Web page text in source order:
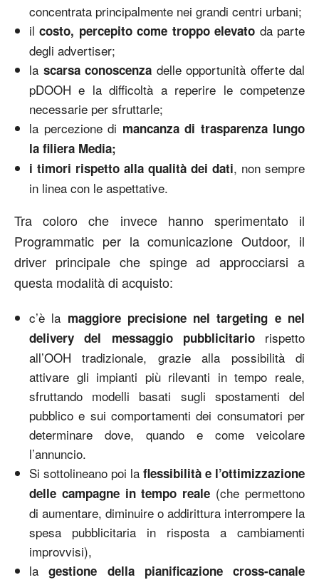
concentrata principalmente nei grandi centri urbani;
ilcosto, percepito come troppo elevato da parte
degli advertiser;
la scarsa conoscenza delle opportunità offerte dal
pDOOH e la difficoltà a reperire le competenze
necessarie per sfruttarle;
la percezione di mancanza di trasparenza lungo
la filiera Media;
i timori rispetto alla qualità dei dati, non sempre
in linea con le aspettative.
Tra coloro che invece hanno sperimentato il
Programmatic per la comunicazione Outdoor, il
driver principale che spinge ad approcciarsi a
questa modalità di acquisto:
c’è la maggiore precisione nel targeting e nel
delivery del messaggio
pubblicitario rispetto
all’OOH tradizionale, grazie alla possibilità di
attivare gli impianti più rilevanti in tempo reale,
sfruttando modelli basati sugli spostamenti del
pubblico e sui comportamenti dei consumatori per
determinare dove, quando e come veicolare
l’annuncio.
Si sottolineano poi la flessibilità e l’ottimizzazione
delle campagne in tempo reale (che permettono
di aumentare, diminuire o addirittura interrompere la
spesa pubblicitaria in risposta a cambiamenti
improvvisi),
lagestione della pianificazione cross-canale